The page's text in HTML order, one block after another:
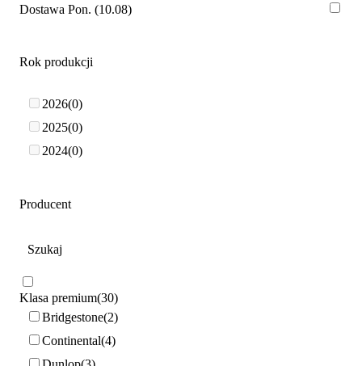
Dostawa Pon. (10.08)
Rok produkcji
2026 0
2025 0
2024 0
Producent
Klasa premium 30
Bridgestone 2
Continental 4